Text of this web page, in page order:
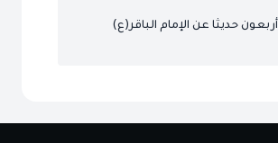
أربعون حديثا عن الإمام الباقر(ع)